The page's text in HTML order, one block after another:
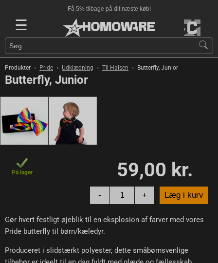
Få 5% tilbage på dit næste køb!
☰
Produkter › Pride › Udklædning › Til Halsen › Butterfly, Junior
Butterfly, Junior
På lager 59,00 kr.
- + Læg i kurv
Gør hvert festligt øjeblik til en eksplosion af farver med vores
Pride butterfly til børn/kæledyr.
Produceret i slidstærkt polyester, dette småbørnsvenlige